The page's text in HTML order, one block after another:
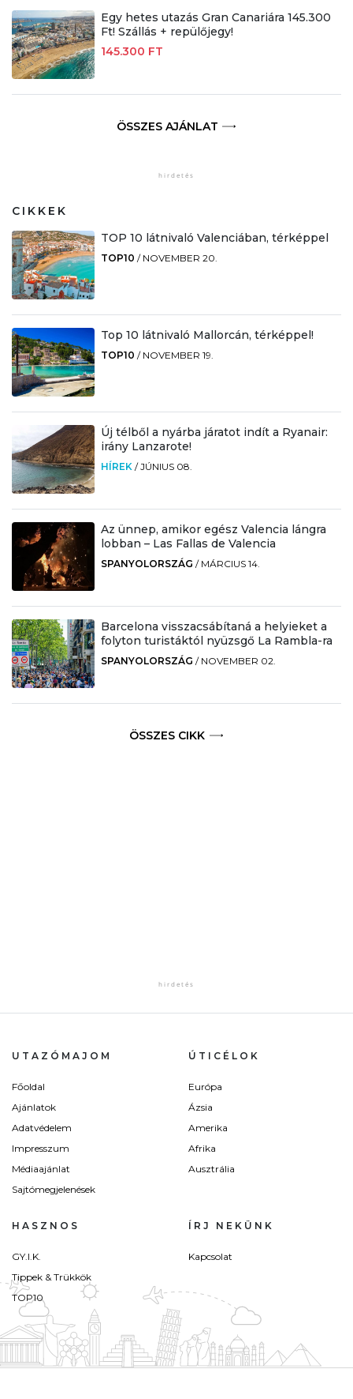
Egy hetes utazás Gran Canariára 145.300
Ft! Szállás + repülőjegy!
145.300 FT
ÖSSZES AJÁNLAT
CIKKEK
TOP 10 látnivaló Valenciában, térképpel
TOP10 / NOVEMBER 20.
Top 10 látnivaló Mallorcán, térképpel!
TOP10 / NOVEMBER 19.
Új télből a nyárba járatot indít a Ryanair:
irány Lanzarote!
HÍREK /JÚNIUS 08.
Az ünnep, amikor egész Valencia lángra
lobban – Las Fallas de Valencia
SPANYOLORSZÁG / MÁRCIUS 14.
Barcelona visszacsábítaná a helyieket a
folyton turistáktól nyüzsgő La Rambla-ra
SPANYOLORSZÁG / NOVEMBER 02.
ÖSSZES CIKK
UTAZÓMAJOM
Főoldal
Ajánlatok
Adatvédelem
Impresszum
Médiaajánlat
Sajtómegjelenések
ÚTICÉLOK
Európa
Ázsia
Amerika
Afrika
Ausztrália
HASZNOS
GY.I.K.
Tippek & Trükkök
TOP10
ÍRJ NEKÜNK
Kapcsolat